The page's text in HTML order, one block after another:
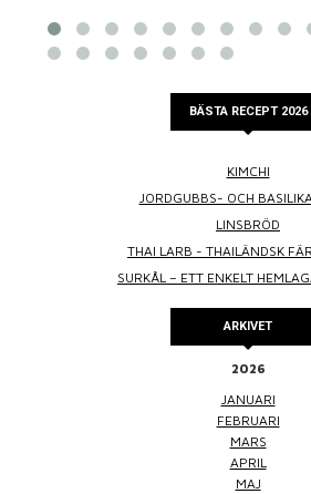
BÄSTA RECEPT 2026
KIMCHI
JORDGUBBS- OCH
LINSBRÖD
THAI LARB - THAILÄNDSK
SURKÅL – ETT ENKELT
ARKIVET
2026
JANUARI
FEBRUARI
MARS
APRIL
MAJ